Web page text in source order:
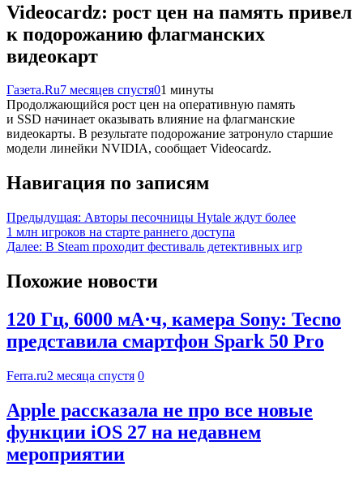
Videocardz: рост цен на память привел
к подорожанию флагманских
видеокарт
Газета.Ru7 месяцев спустя01 минуты
Продолжающийся рост цен на оперативную память
и SSD начинает оказывать влияние на флагманские
видеокарты. В результате подорожание затронуло старшие
модели линейки NVIDIA, сообщает Videocardz.
Навигация по записям
Предыдущая: Авторы песочницы Hytale ждут более
1 млн игроков на старте раннего доступа
Далее: В Steam проходит фестиваль детективных игр
Похожие новости
120 Гц, 6000 мА·ч, камера Sony: Tecno
представила смартфон Spark 50 Pro
Ferra.ru2 месяца спустя 0
Apple рассказала не про все новые
функции iOS 27 на недавнем
мероприятии